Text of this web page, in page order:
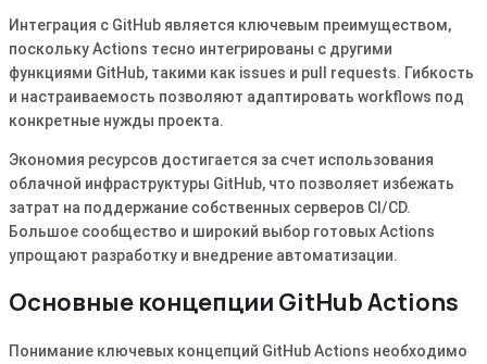
Интеграция с GitHub является ключевым преимуществом,
поскольку Actions тесно интегрированы с другими
функциями GitHub, такими как issues и pull requests. Гибкость
и настраиваемость позволяют адаптировать workflows под
конкретные нужды проекта.
Экономия ресурсов достигается за счет использования
облачной инфраструктуры GitHub, что позволяет избежать
затрат на поддержание собственных серверов CI/CD.
Большое сообщество и широкий выбор готовых Actions
упрощают разработку и внедрение автоматизации.
Основные концепции GitHub Actions
Понимание ключевых концепций GitHub Actions необходимо